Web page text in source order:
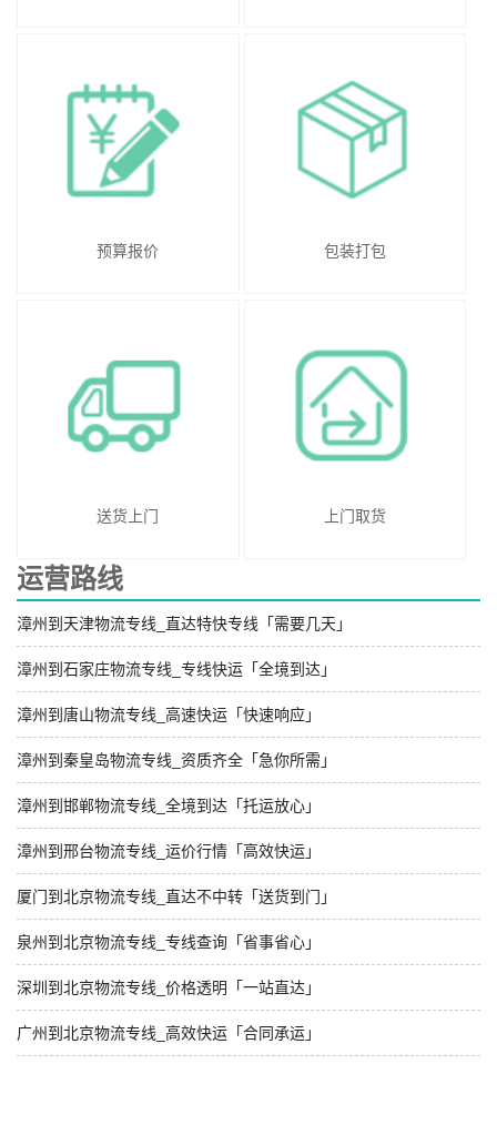
预算报价 包装打包
送货上门 上门取货
运营路线
漳州到天津物流专线_直达特快专线「需要几天」
漳州到石家庄物流专线_专线快运「全境到达」
漳州到唐山物流专线_高速快运「快速响应」
漳州到秦皇岛物流专线_资质齐全「急你所需」
漳州到邯郸物流专线_全境到达「托运放心」
漳州到邢台物流专线_运价行情「高效快运」
厦门到北京物流专线_直达不中转「送货到门」
泉州到北京物流专线_专线查询「省事省心」
深圳到北京物流专线_价格透明「一站直达」
广州到北京物流专线_高效快运「合同承运」